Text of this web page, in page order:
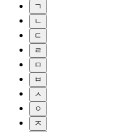
ㄱ
ㄴ
ㄷ
ㄹ
ㅁ
ㅂ
ㅅ
ㅇ
ㅈ